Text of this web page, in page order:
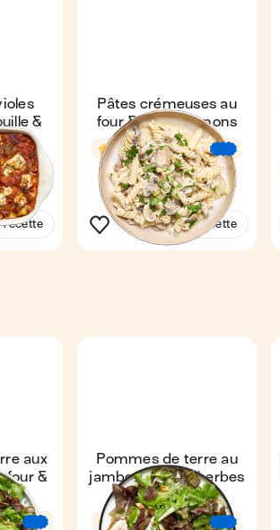
&
4,4
2
recette
Pâtes crémeuses au
four & champignons
4,4 36 min €
2
Voir la recette
aux
four &
€
Pommes de terre au
jambon & fines herbes
au air-fryer
4,6 43 min €